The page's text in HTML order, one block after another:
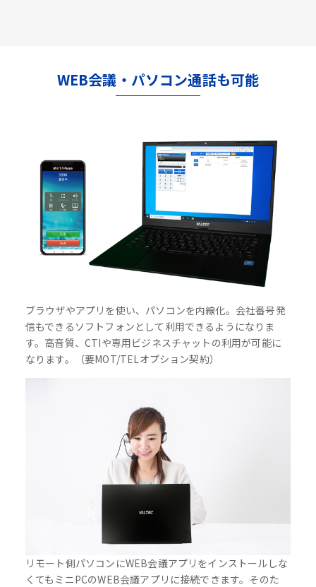
WEB会議・パソコン通話も可能
ブラウザやアプリを使い、パソコンを内線化。会社番号発
信もできるソフトフォンとして利用できるようになりま
す。高音質、CTIや専用ビジネスチャットの利用が可能に
なります。（要MOT/TELオプション契約）
リモート側パソコンにWEB会議アプリをインストールしな
くてもミニPCのWEB会議アプリに接続できます。そのた